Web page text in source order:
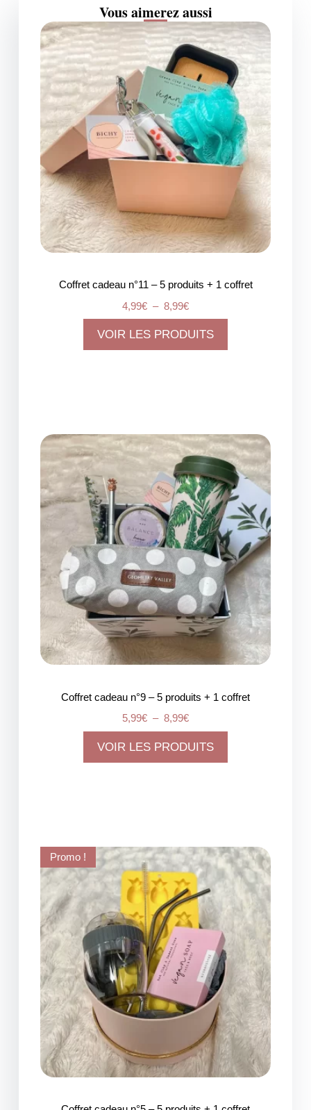
Vous aimerez aussi
Coffret cadeau n°11 – 5 produits + 1 coffret
4,99€ – 8,99€
VOIR LES PRODUITS
Coffret cadeau n°9 – 5 produits + 1 coffret
5,99€ – 8,99€
VOIR LES PRODUITS
Promo !